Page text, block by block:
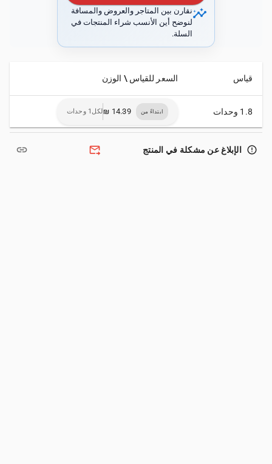
insightsنقارن بين المتاجر والعروض والمسافة
لنوضح أين الأنسب شراء المنتجات في
السلة.
قياس السعر للقياس \ الوزن
1.8 وحدات ابتداءً من ‏14.39 ₪ لكل1 وحدات
error_outline الإبلاغ عن مشكلة في المنتج forward_to_inbox
link